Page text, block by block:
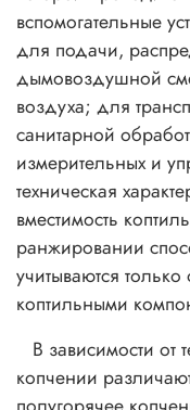
вспомогательные
для подачи,
дымовоздушной
воздуха; для
санитарной
измерительных и
техническая
вместимость
ранжировании
учитываются
коптильными
В зависимости от
копчении